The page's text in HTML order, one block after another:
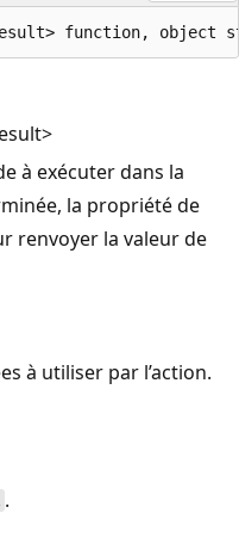
function, object
à exécuter dans la
la propriété de
renvoyer la valeur de
à utiliser par l’action.
.